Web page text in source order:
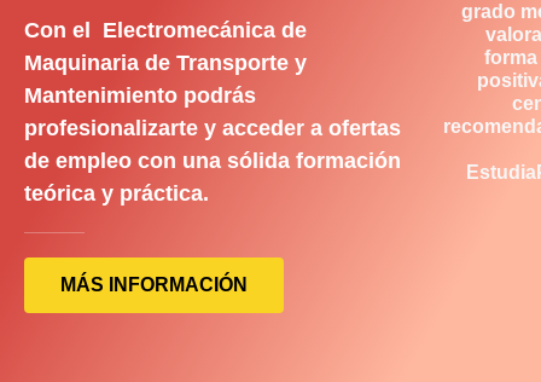
Con el Electromecánica de
Maquinaria de Transporte y
Mantenimiento podrás
profesionalizarte y acceder a ofertas
de empleo con una sólida formación
teórica y práctica.
MÁS INFORMACIÓN
grado